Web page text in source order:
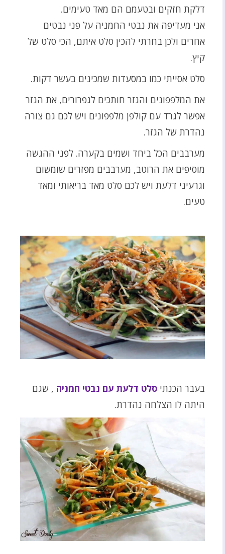
דלקת חזקים ובטעמם הם מאד טעימים.
אני מעדיפה את נבטי החמניה על פני נבטים
אחרים ולכן בחרתי להכין סלט איתם, הכי סלט של
קיץ.
סלט אסייתי כמו במסעדות שמכינים בעשר דקות.
את המלפפונים והגזר חותכים לגפרורים, את הגזר
אפשר לגרד עם קולפן מלפפונים ויש לכם גם צורה
נהדרת של הגזר.
מערבבים הכל ביחד ושמים בקערה. לפני ההגשה
מוסיפים את הרוטב, מערבבים מפזרים שומשום
וגרעיני דלעת ויש לכם סלט מאד בריאותי ומאד
טעים.
בעבר הכנתי סלט דלעת עם נבטי חמניה , שגם
היתה לו הצלחה נהדרת.